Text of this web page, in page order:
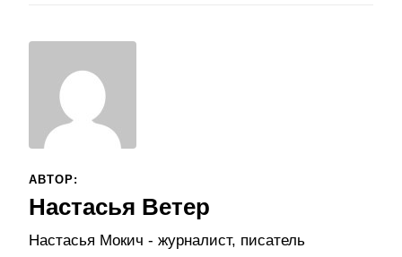
АВТОР:
Настасья Ветер
Настасья Мокич - журналист, писатель